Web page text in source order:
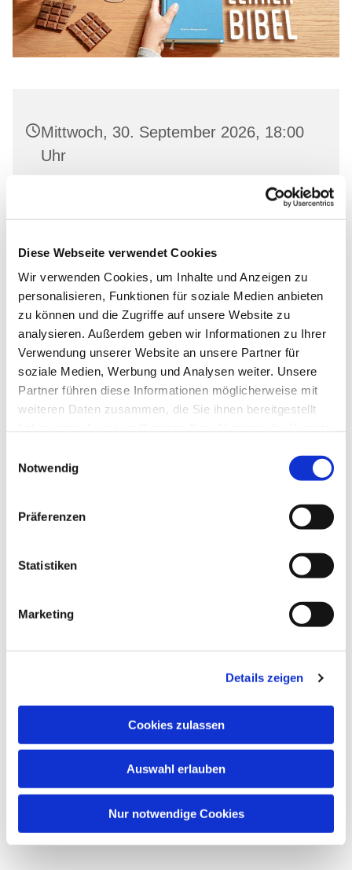
Diese Webseite verwendet Cookies
Wir verwenden Cookies, um Inhalte und Anzeigen zu
personalisieren, Funktionen für soziale Medien anbieten
zu können und die Zugriffe auf unsere Website zu
analysieren. Außerdem geben wir Informationen zu Ihrer
Verwendung unserer Website an unsere Partner für
soziale Medien, Werbung und Analysen weiter. Unsere
Partner führen diese Informationen möglicherweise mit
weiteren Daten zusammen, die Sie ihnen bereitgestellt
Notwendig
Präferenzen
Statistiken
Marketing
Details zeigen
Cookies zulassen
Auswahl erlauben
Nur notwendige Cookies
Mittwoch, 30. September 2026, 18:00
Uhr
Wriezen, Mauerstraße 22, 16269
Wriezen
Dies könnte Sie auch
interessieren